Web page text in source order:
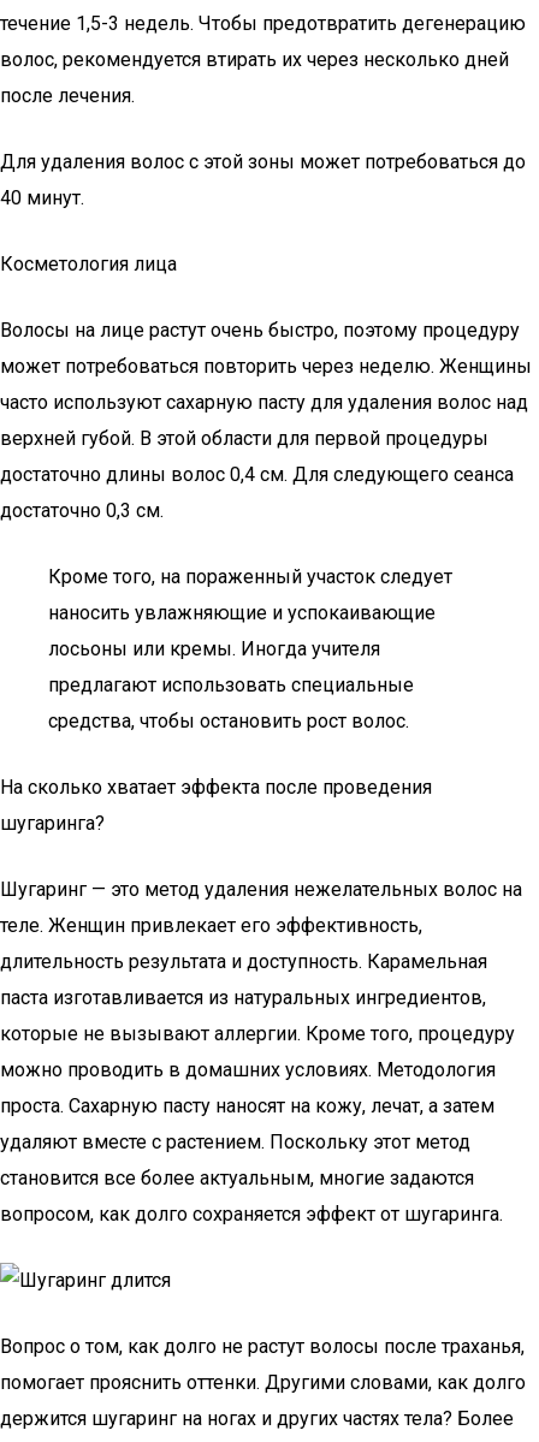
течение 1,5-3 недель. Чтобы предотвратить дегенерацию
волос, рекомендуется втирать их через несколько дней
после лечения.
Для удаления волос с этой зоны может потребоваться до
40 минут.
Косметология лица
Волосы на лице растут очень быстро, поэтому процедуру
может потребоваться повторить через неделю. Женщины
часто используют сахарную пасту для удаления волос над
верхней губой. В этой области для первой процедуры
достаточно длины волос 0,4 см. Для следующего сеанса
достаточно 0,3 см.
Кроме того, на пораженный участок следует
наносить увлажняющие и успокаивающие
лосьоны или кремы. Иногда учителя
предлагают использовать специальные
средства, чтобы остановить рост волос.
На сколько хватает эффекта после проведения
шугаринга?
Шугаринг — это метод удаления нежелательных волос на
теле. Женщин привлекает его эффективность,
длительность результата и доступность. Карамельная
паста изготавливается из натуральных ингредиентов,
которые не вызывают аллергии. Кроме того, процедуру
можно проводить в домашних условиях. Методология
проста. Сахарную пасту наносят на кожу, лечат, а затем
удаляют вместе с растением. Поскольку этот метод
становится все более актуальным, многие задаются
вопросом, как долго сохраняется эффект от шугаринга.
Вопрос о том, как долго не растут волосы после траханья,
помогает прояснить оттенки. Другими словами, как долго
держится шугаринг на ногах и других частях тела? Более